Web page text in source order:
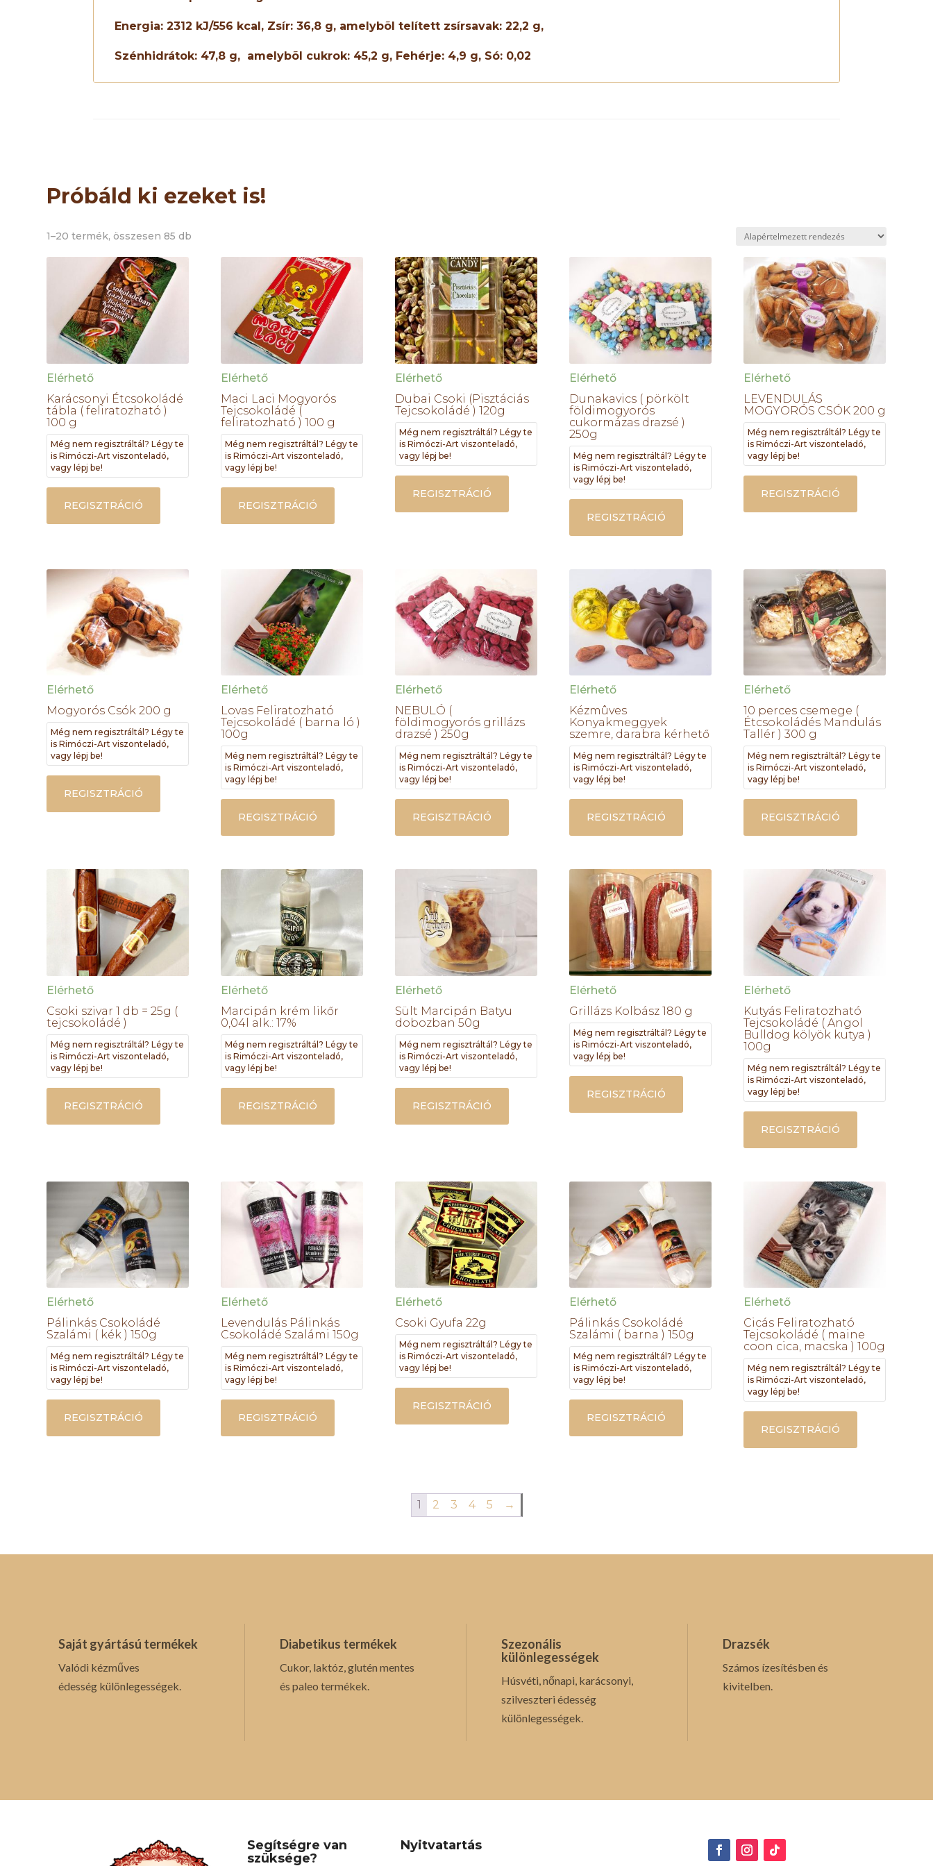
Energia: 2312 kJ/556 kcal, Zsír:36,8 g, amelybõl telített zsírsavak:22,2 g,
Szénhidrátok: 47,8 g, amelybõl cukrok: 45,2 g, Fehérje: 4,9 g, Só: 0,02
Próbáld ki ezeket is!
1–20 termék, összesen 85 db
Elérhető
Karácsonyi Étcsokoládé
tábla ( feliratozható )
100 g
Még nem regisztráltál? Légy te
is Rimóczi-Art viszonteladó,
vagy lépj be!
REGISZTRÁCIÓ
Elérhető
Maci Laci Mogyorós
Tejcsokoládé (
feliratozható ) 100 g
Még nem regisztráltál? Légy te
is Rimóczi-Art viszonteladó,
vagy lépj be!
REGISZTRÁCIÓ
Elérhető
Dubai Csoki (Pisztáciás
Tejcsokoládé ) 120g
Még nem regisztráltál? Légy te
is Rimóczi-Art viszonteladó,
vagy lépj be!
REGISZTRÁCIÓ
Elérhető
Dunakavics ( pörkölt
földimogyorós
cukormázas drazsé )
250g
Még nem regisztráltál? Légy te
is Rimóczi-Art viszonteladó,
vagy lépj be!
REGISZTRÁCIÓ
Elérhető
LEVENDULÁS
MOGYORÓS CSÓK 200 g
Még nem regisztráltál? Légy te
is Rimóczi-Art viszonteladó,
vagy lépj be!
REGISZTRÁCIÓ
Elérhető
Mogyorós Csók 200 g
Még nem regisztráltál? Légy te
is Rimóczi-Art viszonteladó,
vagy lépj be!
REGISZTRÁCIÓ
Elérhető
Lovas Feliratozható
Tejcsokoládé ( barna ló )
100g
Még nem regisztráltál? Légy te
is Rimóczi-Art viszonteladó,
vagy lépj be!
REGISZTRÁCIÓ
Elérhető
NEBULÓ (
földimogyorós grillázs
drazsé ) 250g
Még nem regisztráltál? Légy te
is Rimóczi-Art viszonteladó,
vagy lépj be!
REGISZTRÁCIÓ
Elérhető
Kézmûves
Konyakmeggyek
szemre, darabra kérhető
Még nem regisztráltál? Légy te
is Rimóczi-Art viszonteladó,
vagy lépj be!
REGISZTRÁCIÓ
Elérhető
10 perces csemege (
Étcsokoládés Mandulás
Tallér ) 300 g
Még nem regisztráltál? Légy te
is Rimóczi-Art viszonteladó,
vagy lépj be!
REGISZTRÁCIÓ
Elérhető
Csoki szivar 1 db = 25g (
tejcsokoládé )
Még nem regisztráltál? Légy te
is Rimóczi-Art viszonteladó,
vagy lépj be!
REGISZTRÁCIÓ
Elérhető
Marcipán krém likőr
0,04l alk.: 17%
Még nem regisztráltál? Légy te
is Rimóczi-Art viszonteladó,
vagy lépj be!
REGISZTRÁCIÓ
Elérhető
Sült Marcipán Batyu
dobozban 50g
Még nem regisztráltál? Légy te
is Rimóczi-Art viszonteladó,
vagy lépj be!
REGISZTRÁCIÓ
Elérhető
Grillázs Kolbász 180 g
Még nem regisztráltál? Légy te
is Rimóczi-Art viszonteladó,
vagy lépj be!
REGISZTRÁCIÓ
Elérhető
Kutyás Feliratozható
Tejcsokoládé ( Angol
Bulldog kölyök kutya )
100g
Még nem regisztráltál? Légy te
is Rimóczi-Art viszonteladó,
vagy lépj be!
REGISZTRÁCIÓ
Elérhető
Pálinkás Csokoládé
Szalámi ( kék ) 150g
Még nem regisztráltál? Légy te
is Rimóczi-Art viszonteladó,
vagy lépj be!
REGISZTRÁCIÓ
Elérhető
Levendulás Pálinkás
Csokoládé Szalámi 150g
Még nem regisztráltál? Légy te
is Rimóczi-Art viszonteladó,
vagy lépj be!
REGISZTRÁCIÓ
Elérhető
Csoki Gyufa 22g
Még nem regisztráltál? Légy te
is Rimóczi-Art viszonteladó,
vagy lépj be!
REGISZTRÁCIÓ
Elérhető
Pálinkás Csokoládé
Szalámi ( barna ) 150g
Még nem regisztráltál? Légy te
is Rimóczi-Art viszonteladó,
vagy lépj be!
REGISZTRÁCIÓ
Elérhető
Cicás Feliratozható
Tejcsokoládé ( maine
coon cica, macska ) 100g
Még nem regisztráltál? Légy te
is Rimóczi-Art viszonteladó,
vagy lépj be!
REGISZTRÁCIÓ
1 2 3 4 5 →
Saját gyártású termékek
Valódi kézműves
édesség különlegességek.
Diabetikus termékek
Cukor, laktóz, glutén mentes
és paleo termékek.
Szezonális
különlegességek
Húsvéti, nőnapi, karácsonyi,
szilveszteri édesség
különlegességek.
Drazsék
Számos ízesítésben és
kivitelben.
Segítségre van
szüksége?
Nyitvatartás